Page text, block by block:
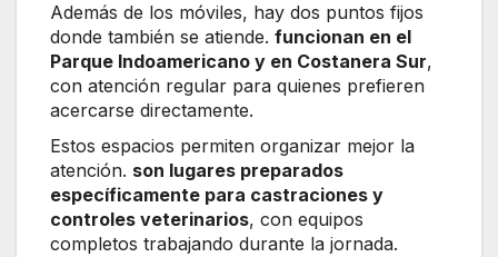
Además de los móviles, hay dos puntos fijos
donde también se atiende. funcionan en el
Parque Indoamericano y en Costanera Sur,
con atención regular para quienes prefieren
acercarse directamente.
Estos espacios permiten organizar mejor la
atención. son lugares preparados
específicamente para castraciones y
controles veterinarios, con equipos
completos trabajando durante la jornada.